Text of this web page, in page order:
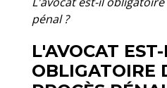
pénal ?
L'AVOCAT
OBLIGATOIRE